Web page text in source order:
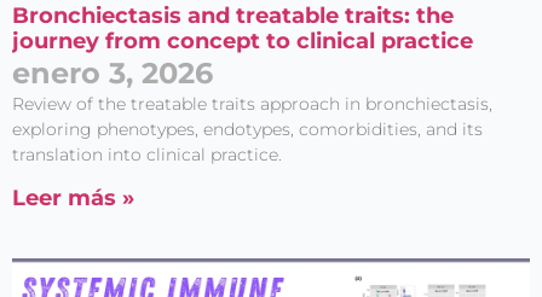
Bronchiectasis and treatable traits: the
journey from concept to clinical practice
enero 3, 2026
Review of the treatable traits approach in bronchiectasis,
exploring phenotypes, endotypes, comorbidities, and its
translation into clinical practice.
Leer más »